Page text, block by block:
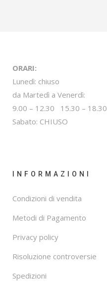
ORARI:
Lunedì: chiuso
da Martedì a Venerdì:
9.00 – 12.30 15.30 – 18.30
Sabato: CHIUSO
INFORMAZIONI
Condizioni di vendita
Metodi di Pagamento
Privacy policy
Risoluzione controversie
Spedizioni